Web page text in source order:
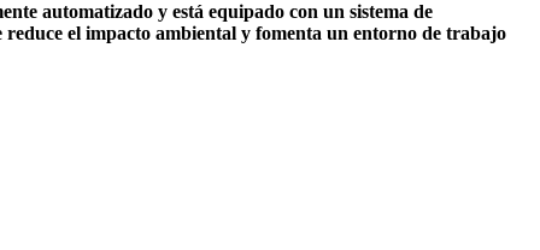
automatizado y está equipado con un sistema de
el impacto ambiental y fomenta un entorno de trabajo